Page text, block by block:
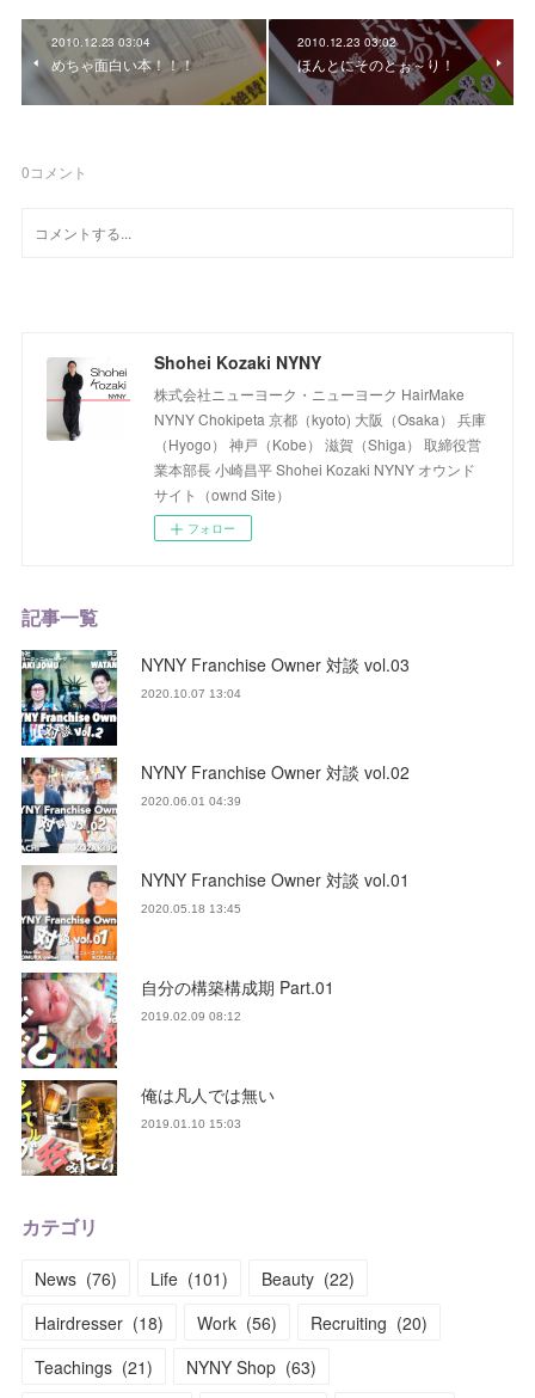
2010.12.23 03:04
めちゃ面白い本！！！
2010.12.23 03:02
ほんとにそのとぉ～り！
0コメント
Shohei Kozaki NYNY
株式会社ニューヨーク・ニューヨーク HairMake
NYNY Chokipeta 京都（kyoto) 大阪（Osaka） 兵庫
（Hyogo） 神戸（Kobe） 滋賀（Shiga） 取締役営
業本部長 小崎昌平 Shohei Kozaki NYNY オウンド
サイト（ownd Site）
フォロー
記事一覧
NYNY Franchise Owner 対談 vol.03
2020.10.07 13:04
NYNY Franchise Owner 対談 vol.02
2020.06.01 04:39
NYNY Franchise Owner 対談 vol.01
2020.05.18 13:45
自分の構築構成期 Part.01
2019.02.09 08:12
俺は凡人では無い
2019.01.10 15:03
カテゴリ
News (76) Life (101) Beauty (22)
Hairdresser (18) Work (56) Recruiting (20)
Teachings (21) NYNY Shop (63)